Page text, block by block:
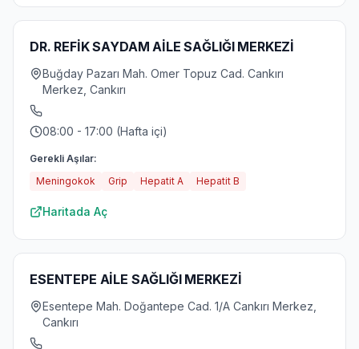
DR. REFİK SAYDAM AİLE SAĞLIĞI MERKEZİ
Buğday Pazarı Mah. Omer Topuz Cad. Cankırı
Merkez, Cankırı
08:00 - 17:00 (Hafta içi)
Gerekli Aşılar:
Meningokok
Grip Hepatit A Hepatit B
Haritada Aç
ESENTEPE AİLE SAĞLIĞI MERKEZİ
Esentepe Mah. Doğantepe Cad. 1/A Cankırı Merkez,
Cankırı